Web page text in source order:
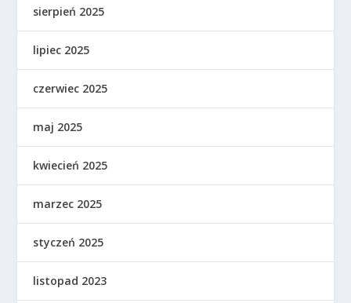
sierpień 2025
lipiec 2025
czerwiec 2025
maj 2025
kwiecień 2025
marzec 2025
styczeń 2025
listopad 2023